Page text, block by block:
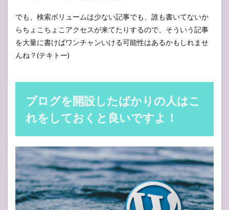
でも、検索ボリュームは少ない記事でも、誰も書いてないか
らちょこちょこアクセスが来てたりするので、そういう記事
を大量に書けばワンチャンいける可能性はあるかもしれませ
んね？(テキトー)
ブログを開設したばかりの人はこ
れをしておくと良いですよ！